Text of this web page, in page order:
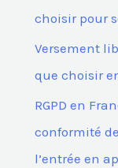
choisir pour
Versement
que choisir
RGPD en
conformité
l’entrée en